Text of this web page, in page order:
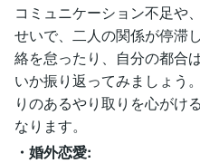
コミュニケーション不足や
せいで、二人の関係が停滞
絡を怠ったり、自分の都合
いか振り返ってみましょう
りのあるやり取りを心がけ
なります。
・婚外恋愛: